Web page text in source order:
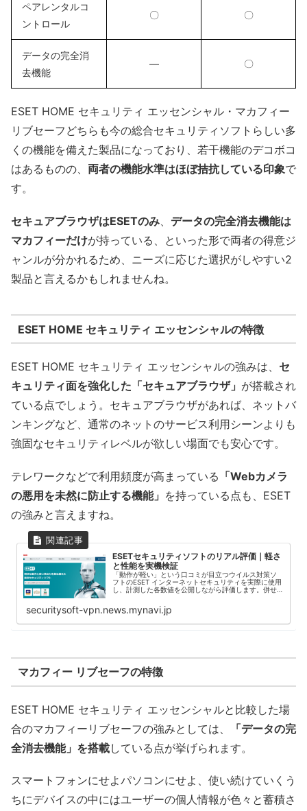
ペアレンタルコ
ントロール
〇 〇
データの完全消
去機能
― 〇
ESET HOME セキュリティ エッセンシャル・マカフィー
リブセーフどちらも今の総合セキュリティソフトらしい多
くの機能を備えた製品になっており、若干機能のデコボコ
はあるものの、 両者の機能水準はほぼ拮抗している印象で
す。
セキュアブラウザはESETのみ
データの完全消去機能は
マカフィーだけが持っている、といった形で両者の得意ジ
ャンルが分かれるため、ニーズに応じた選択がしやすい2
製品と言えるかもしれませんね。
ESET HOME セキュリティ エッセンシャルの特徴
ESET HOME セキュリティ エッセンシャルの強みは、 セ
キュリティ面を強化した「セキュアブラウザ」 が搭載され
ている点でしょう。セキュアブラウザがあれば、ネットバ
ンキングなど、通常のネットのサービス利用シーンよりも
強固なセキュリティレベルが欲しい場面でも安心です。
テレワークなどで利用頻度が高まっている 「Webカメラ
の悪用を未然に防止する機能」 を持っている点も、ESET
の強みと言えますね。
ESETセキュリティソフトのリアル評価｜軽さ
と性能を実機検証
「動作が軽い」という口コミが目立つウイルス対策ソ
フトのESET インターネットセキュリティを実際に使用
し、計測した各数値を公開しながら評価します。併せ
入を検討されている方はぜひ参考にしてください。
securitysoft-vpn.news.mynavi.jp
マカフィー リブセーフの特徴
ESET HOME セキュリティ エッセンシャルと比較した場
合のマカフィーリブセーフの強みとしては、
「データの完
全消去機能」を搭載している点が挙げられます。
スマートフォンにせよパソコンにせよ、使い続けていくう
ちにデバイスの中にはユーザーの個人情報が色々と蓄積さ